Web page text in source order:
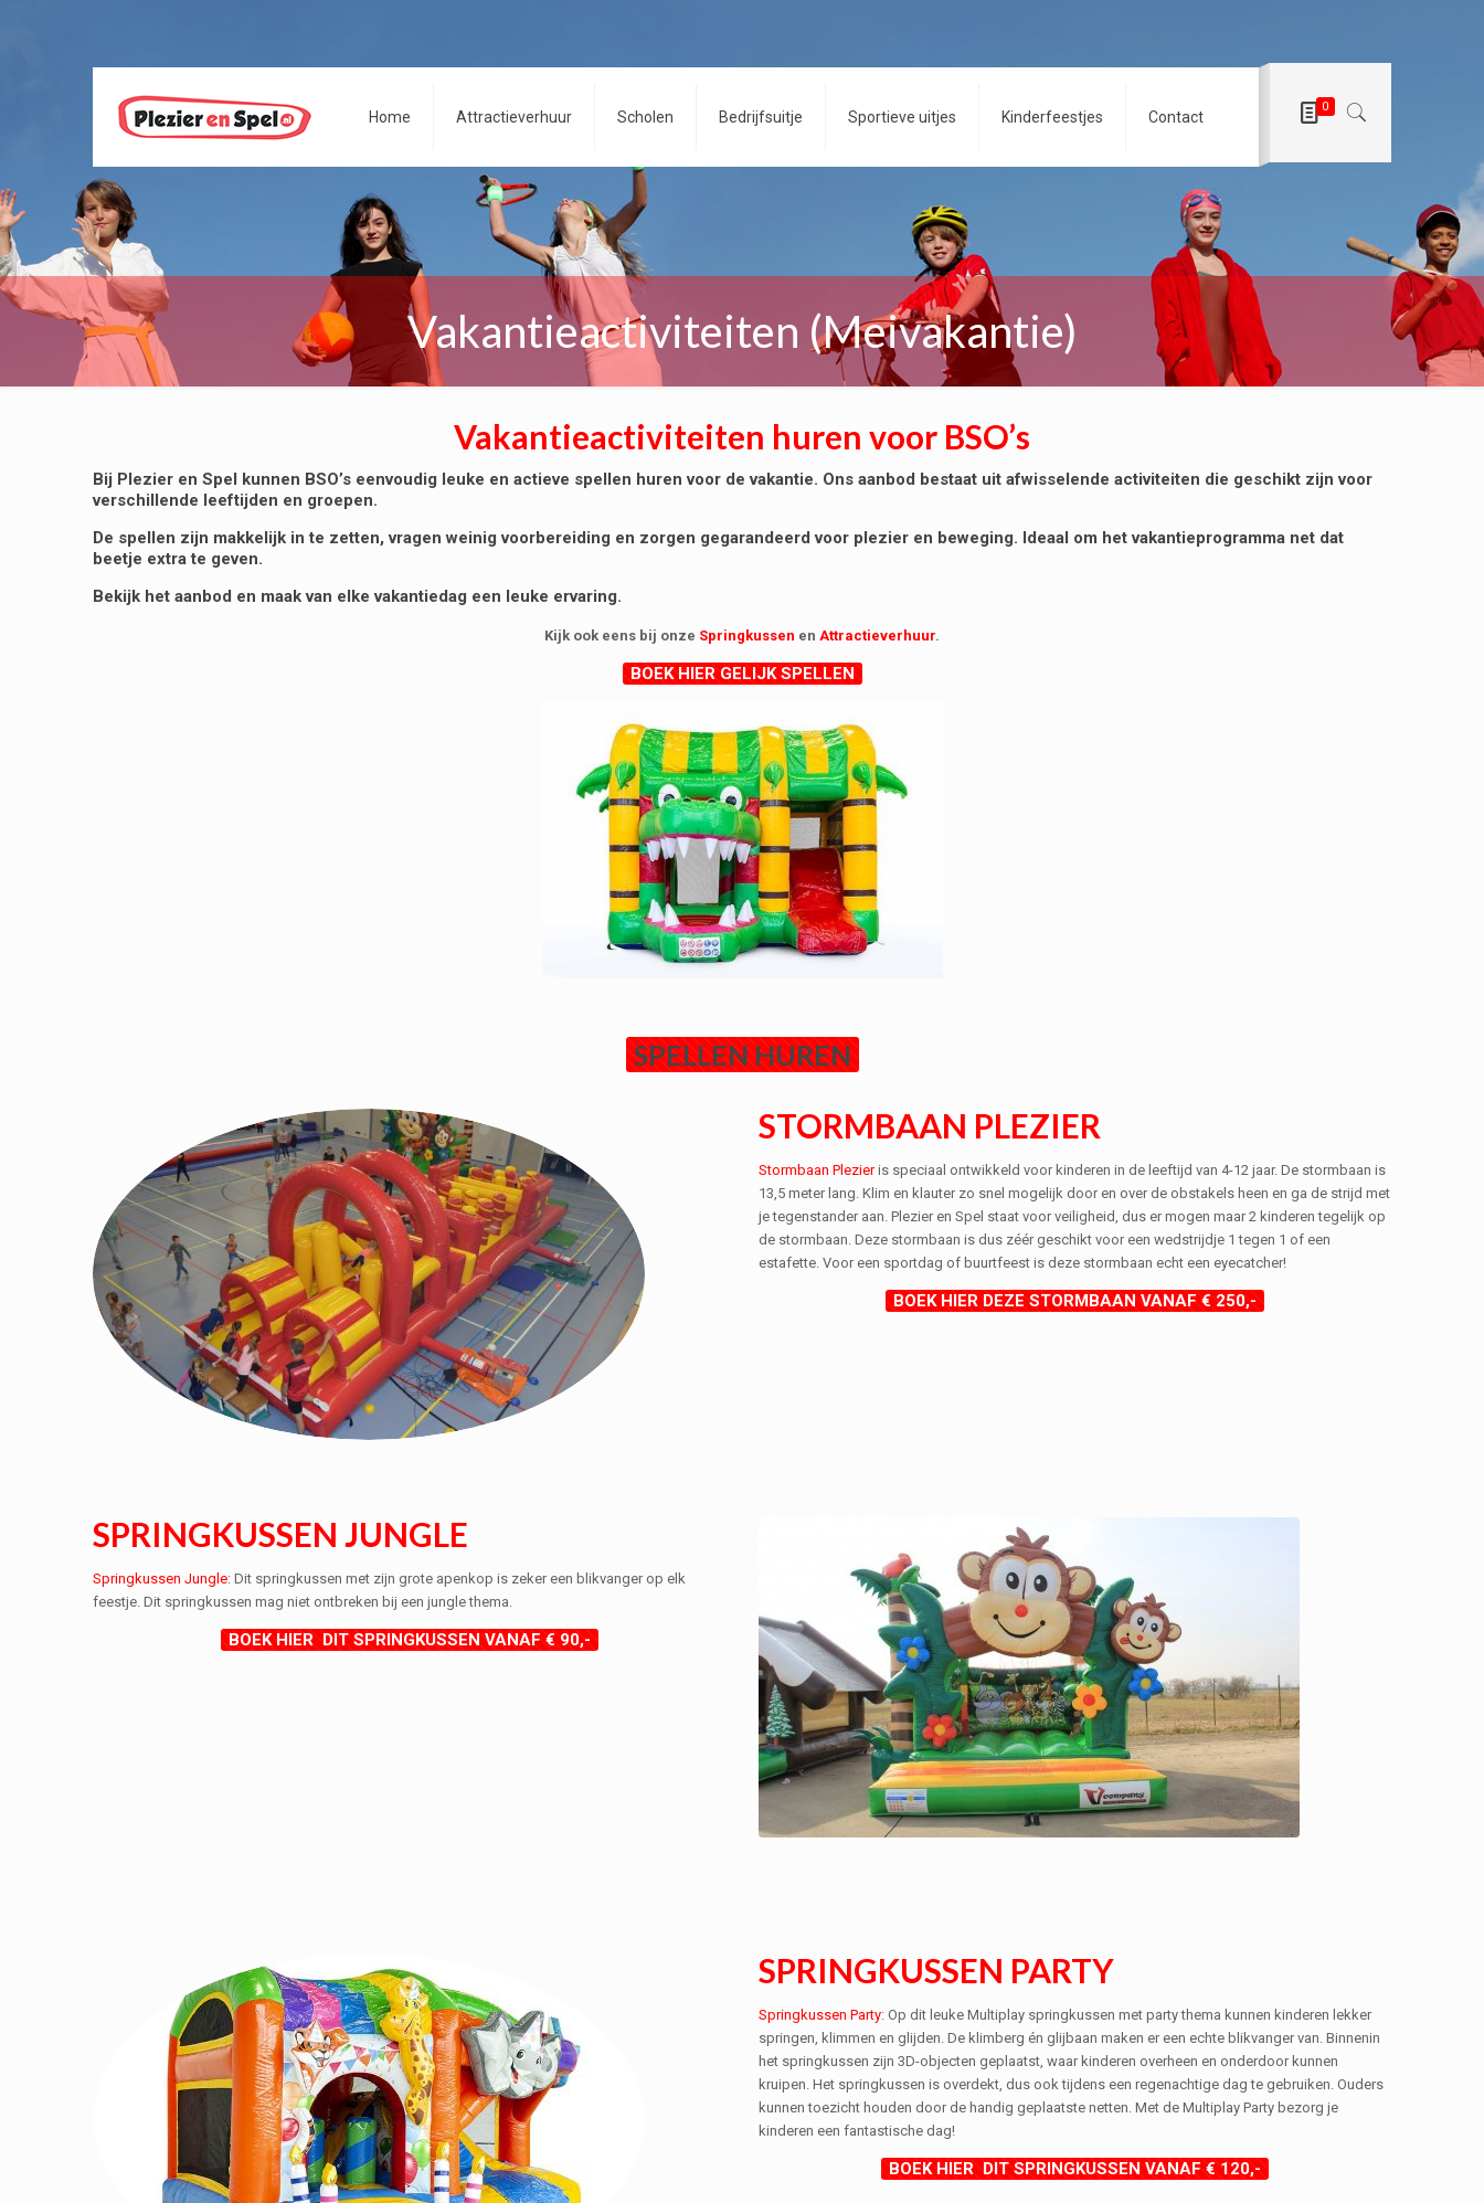
Home Attractieverhuur Scholen Bedrijfsuitje Sportieve uitjes Kinderfeestjes Contact
0
Vakantieactiviteiten (Meivakantie)
Vakantieactiviteiten huren voor BSO’s
Bij Plezier en Spel kunnen BSO’s eenvoudig leuke en actieve spellen huren voor de vakantie. Ons aanbod bestaat uit afwisselende activiteiten die geschikt zijn voor
verschillende leeftijden en groepen.
De spellen zijn makkelijk in te zetten, vragen weinig voorbereiding en zorgen gegarandeerd voor plezier en beweging. Ideaal om het vakantieprogramma net dat
beetje extra te geven.
Bekijk het aanbod en maak van elke vakantiedag een leuke ervaring.
Kijk ook eens bij onze Springkussen en Attractieverhuur.
BOEK HIER GELIJK SPELLEN
SPELLEN HUREN
STORMBAAN PLEZIER
Stormbaan Plezieris speciaal ontwikkeld voor kinderen in de leeftijd van 4-12 jaar. De stormbaan is
13,5 meter lang. Klim en klauter zo snel mogelijk door en over de obstakels heen en ga de strijd met
je tegenstander aan. Plezier en Spel staat voor veiligheid, dus er mogen maar 2 kinderen tegelijk op
de stormbaan. Deze stormbaan is dus zéér geschikt voor een wedstrijdje 1 tegen 1 of een
estafette. Voor een sportdag of buurtfeest is deze stormbaan echt een eyecatcher!
BOEK HIER DEZE STORMBAAN VANAF € 250,-
SPRINGKUSSEN JUNGLE
Springkussen Jungle: Dit springkussen met zijn grote apenkop is zeker een blikvanger op elk
feestje. Dit springkussen mag niet ontbreken bij een jungle thema.
BOEK HIER DIT SPRINGKUSSEN VANAF € 90,-
SPRINGKUSSEN PARTY
Springkussen Party: Op dit leuke Multiplay springkussen met party thema kunnen kinderen lekker
springen, klimmen en glijden. De klimberg én glijbaan maken er een echte blikvanger van. Binnenin
het springkussen zijn 3D-objecten geplaatst, waar kinderen overheen en onderdoor kunnen
kruipen. Het springkussen is overdekt, dus ook tijdens een regenachtige dag te gebruiken. Ouders
kunnen toezicht houden door de handig geplaatste netten. Met de Multiplay Party bezorg je
kinderen een fantastische dag!
BOEK HIER DIT SPRINGKUSSEN VANAF € 120,-